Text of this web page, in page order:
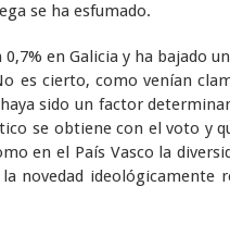
se ha esfumado.
en Galicia y ha bajado
es cierto, como venían
sido un factor
se obtiene con el voto y
en el País Vasco la
novedad ideológicamente